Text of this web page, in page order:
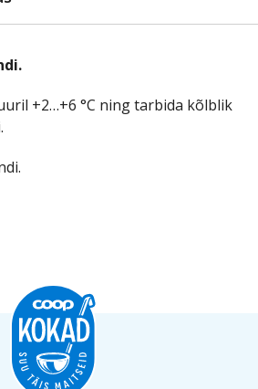
+2…+6 °C ning tarbida kõlblik